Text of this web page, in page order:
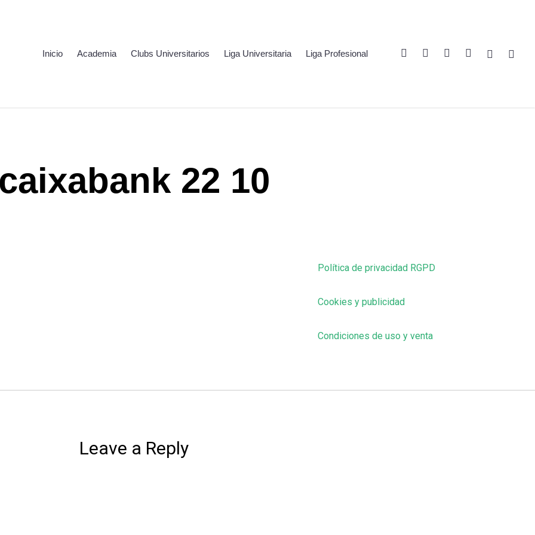
Inicio Academia Clubs Universitarios Liga Universitaria Liga Profesional Twitter LinkedinYoutubeInstagramSpotify Twitch
caixabank 22 10
Política de privacidad RGPD
Cookies y publicidad
Condiciones de uso y venta
Leave a Reply